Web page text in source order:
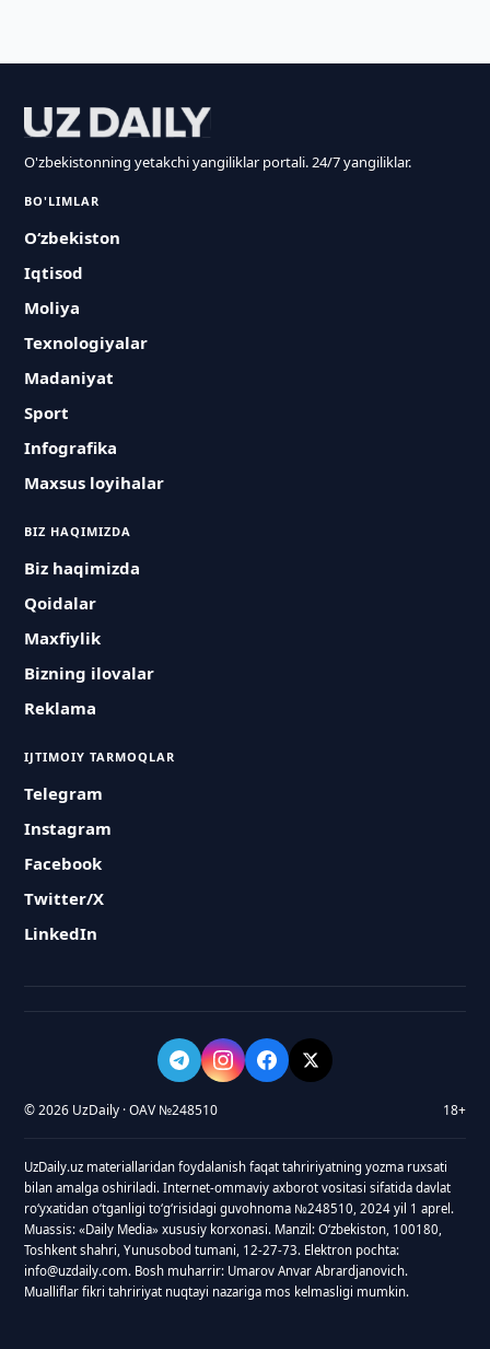
O'zbekistonning yetakchi yangiliklar portali. 24/7 yangiliklar.
BO'LIMLAR
O‘zbekiston
Iqtisod
Moliya
Texnologiyalar
Madaniyat
Sport
Infografika
Maxsus loyihalar
BIZ HAQIMIZDA
Biz haqimizda
Qoidalar
Maxfiylik
Bizning ilovalar
Reklama
IJTIMOIY TARMOQLAR
Telegram
Instagram
Facebook
Twitter/X
LinkedIn
© 2026 UzDaily · OAV №248510 18+
UzDaily.uz materiallaridan foydalanish faqat tahririyatning yozma ruxsati
bilan amalga oshiriladi. Internet-ommaviy axborot vositasi sifatida davlat
roʻyxatidan oʻtganligi toʻgʻrisidagi guvohnoma №248510, 2024 yil 1 aprel.
Muassis: «Daily Media» xususiy korxonasi. Manzil: Oʻzbekiston, 100180,
Toshkent shahri, Yunusobod tumani, 12-27-73. Elektron pochta:
info@uzdaily.com. Bosh muharrir: Umarov Anvar Abrardjanovich.
Mualliflar fikri tahririyat nuqtayi nazariga mos kelmasligi mumkin.